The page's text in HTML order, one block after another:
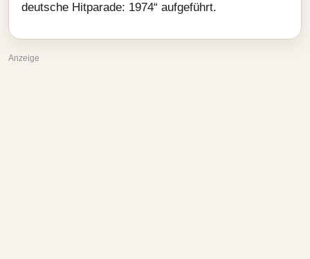
deutsche Hitparade: 1974“ aufgeführt.
Anzeige